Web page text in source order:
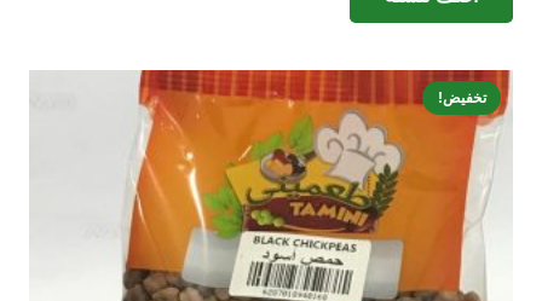
4.00 ر.س.
تخفيض!